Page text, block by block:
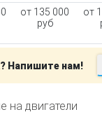
от 135 000
руб
от
Напишите нам!
на двигатели